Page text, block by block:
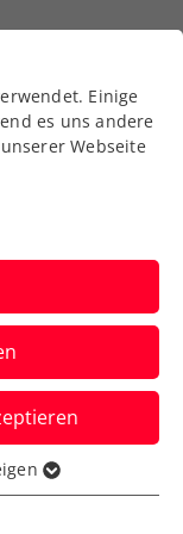
Jänner / 1.
Hürden
Einige
es uns andere
Webseite